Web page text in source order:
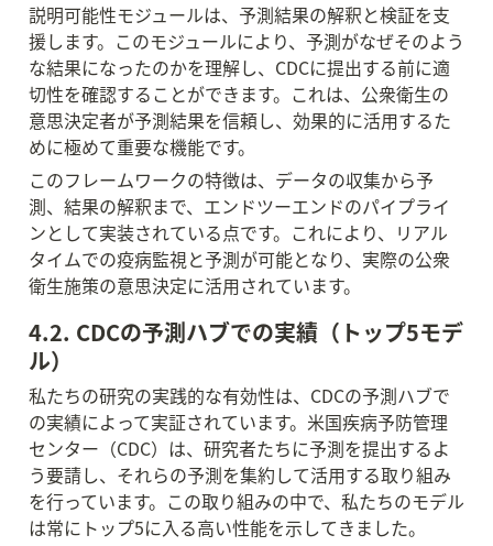
説明可能性モジュールは、予測結果の解釈と検証を支
援します。このモジュールにより、予測がなぜそのよう
な結果になったのかを理解し、CDCに提出する前に適
切性を確認することができます。これは、公衆衛生の
意思決定者が予測結果を信頼し、効果的に活用するた
めに極めて重要な機能です。
このフレームワークの特徴は、データの収集から予
測、結果の解釈まで、エンドツーエンドのパイプライ
ンとして実装されている点です。これにより、リアル
タイムでの疫病監視と予測が可能となり、実際の公衆
衛生施策の意思決定に活用されています。
4.2. CDCの予測ハブでの実績（トップ5モデ
ル）
私たちの研究の実践的な有効性は、CDCの予測ハブで
の実績によって実証されています。米国疾病予防管理
センター（CDC）は、研究者たちに予測を提出するよ
う要請し、それらの予測を集約して活用する取り組み
を行っています。この取り組みの中で、私たちのモデル
は常にトップ5に入る高い性能を示してきました。